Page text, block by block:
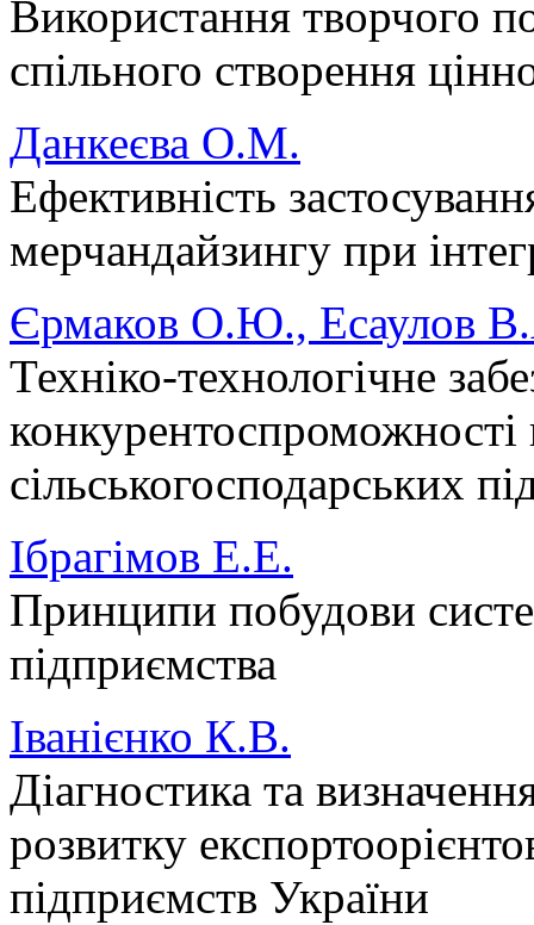
Використання творчого
спільного створення
Данкеєва О.М.
Ефективність
мерчандайзингу при
Єрмаков О.Ю., Есаулов
Техніко-технологічне
конкурентоспроможності
сільськогосподарських
Ібрагімов Е.Е.
Принципи побудови
підприємства
Іванієнко К.В.
Діагностика та
розвитку
підприємств України